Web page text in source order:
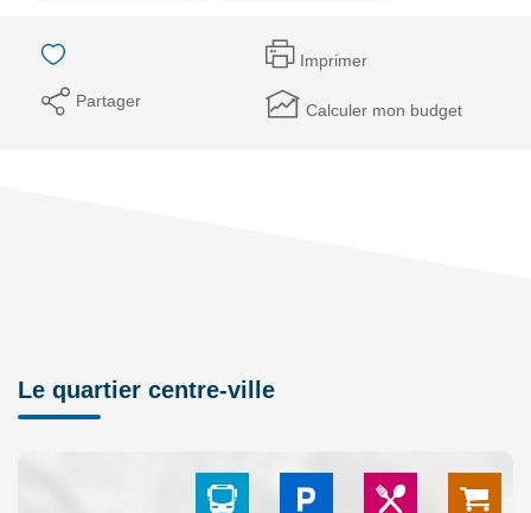
Imprimer
Partager Calculer mon budget
Le quartier centre-ville